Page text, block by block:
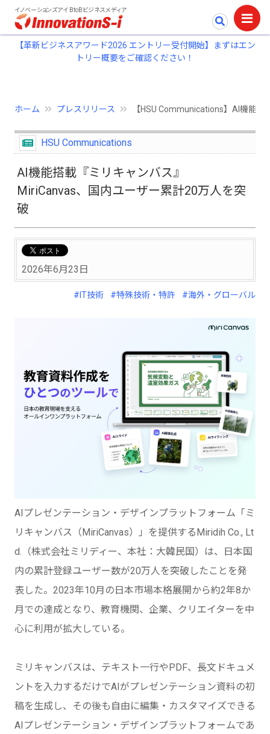
イノベーションズアイ BtoBビジネスメディア
【革新ビジネスアワード2026 エントリー受付開始】まずはエン
トリー概要をご確認ください！
ホーム プレスリリース 【HSU Communications】AI機能
HSU Communications
AI機能搭載『ミリキャンバス』
MiriCanvas、国内ユーザー累計20万人を突
破
2026年6月23日
#IT技術 #特殊技術・特許 #海外・グローバル
AIプレゼンテーション・デザインプラットフォーム「ミ
リキャンバス（MiriCanvas）」を提供するMiridih Co., Lt
d.（株式会社ミリディー、本社：大韓民国）は、日本国
内の累計登録ユーザー数が20万人を突破したことを発
表した。2023年10月の日本市場本格展開から約2年8か
月での達成となり、教育機関、企業、クリエイターを中
心に利用が拡大している。
ミリキャンバスは、テキスト一行やPDF、長文ドキュメ
ントを入力するだけでAIがプレゼンテーション資料の初
稿を生成し、その後も自由に編集・カスタマイズできる
AIプレゼンテーション・デザインプラットフォームであ